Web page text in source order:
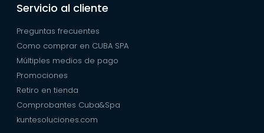
Servicio al cliente
Preguntas frecuentes
Como comprar en CUBA SPA
Múltiples medios de pago
Promociones
Retiro en tienda
Comprobantes Cuba&Spa
kuntesoluciones.com